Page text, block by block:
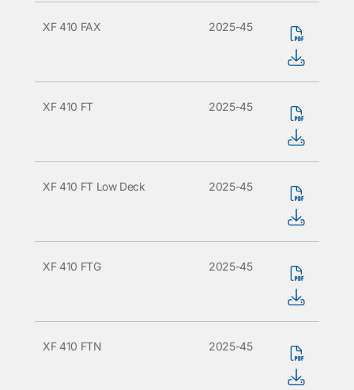
XF 410 FAX 2025-45
XF 410 FT 2025-45
XF 410 FT Low Deck 2025-45
XF 410 FTG 2025-45
XF 410 FTN 2025-45